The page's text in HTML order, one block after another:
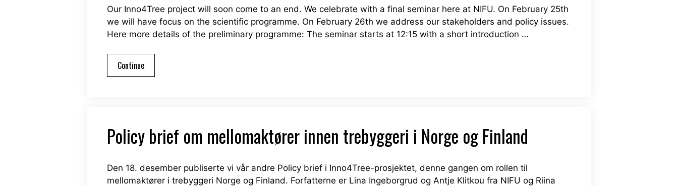
Our Inno4Tree project will soon come to an end. We celebrate with a final seminar here at NIFU. On February 25th
we will have focus on the scientific programme. On February 26th we address our stakeholders and policy issues.
Here more details of the preliminary programme: The seminar starts at 12:15 with a short introduction …
Continue
Policy brief om mellomaktører innen trebyggeri i Norge og Finland
Den 18. desember publiserte vi vår andre Policy brief i Inno4Tree-prosjektet, denne gangen om rollen til
mellomaktører i trebyggeri Norge og Finland. Forfatterne er Lina Ingeborgrud og Antje Klitkou fra NIFU og Riina